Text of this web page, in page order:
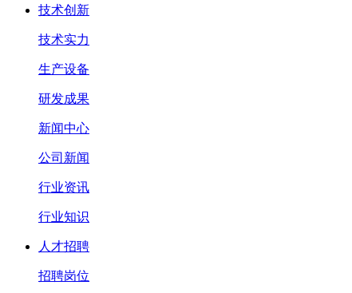
技术创新
技术实力
生产设备
研发成果
新闻中心
公司新闻
行业资讯
行业知识
人才招聘
招聘岗位